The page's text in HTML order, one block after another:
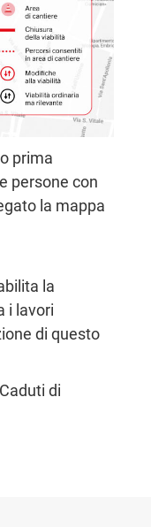
prima
persone con
la mappa
la
i lavori
di questo
di